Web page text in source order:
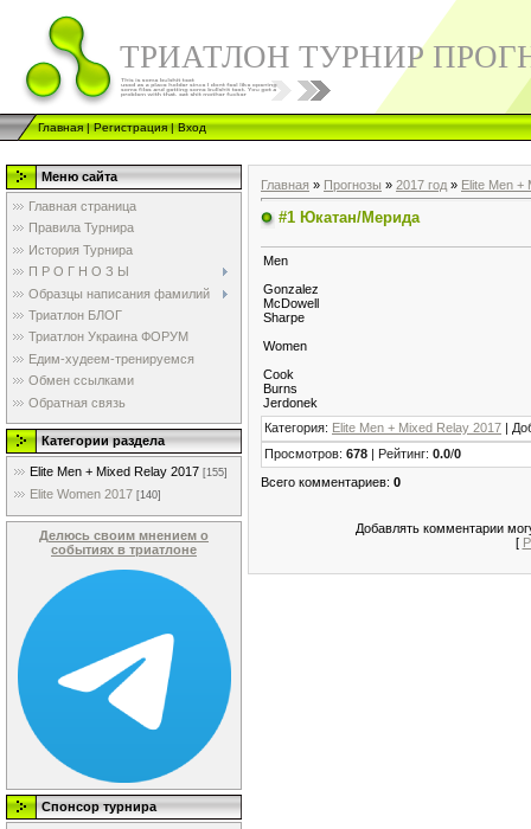
ТРИАТЛОН ТУРНИР
Главная|Регистрация|Вход
Меню сайта
Главная страница
Правила Турнира
История Турнира
П Р О Г Н О З Ы
Образцы написания фамилий
Триатлон БЛОГ
Триатлон Украина ФОРУМ
Едим-худеем-тренируемся
Обмен ссылками
Обратная связь
Категории раздела
Elite Men + Mixed Relay 2017 [155]
Elite Women 2017 [140]
Делюсь своим мнением о
событиях в триатлоне
Спонсор турнира
Главная » Прогнозы » 2017 год » Elite Men +
#1 Юкатан/Мерида
Men
Gonzalez
McDowell
Sharpe
Women
Cook
Burns
Jerdonek
Категория: Elite Men + Mixed Relay 2017 |
Просмотров: 678 | Рейтинг: 0.0/0
Всего комментариев: 0
Добавлять комментарии
[